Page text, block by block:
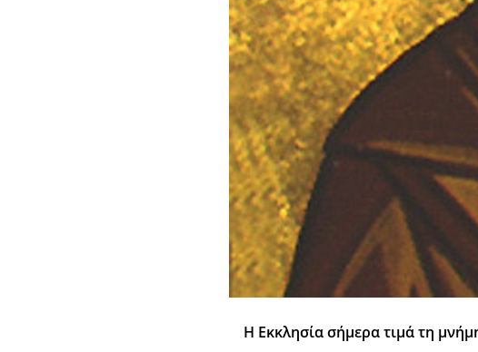
Η Εκκλησία σήμερα τιμά τη